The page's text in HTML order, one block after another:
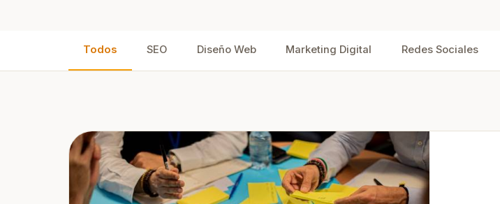
móvil
Hosting SEO
Todos SEO Diseño Web Marketing Digital Redes Sociales